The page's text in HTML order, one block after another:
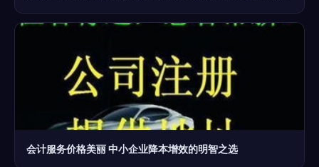
会计服务价格美丽 中小企业降本增效的明智之选